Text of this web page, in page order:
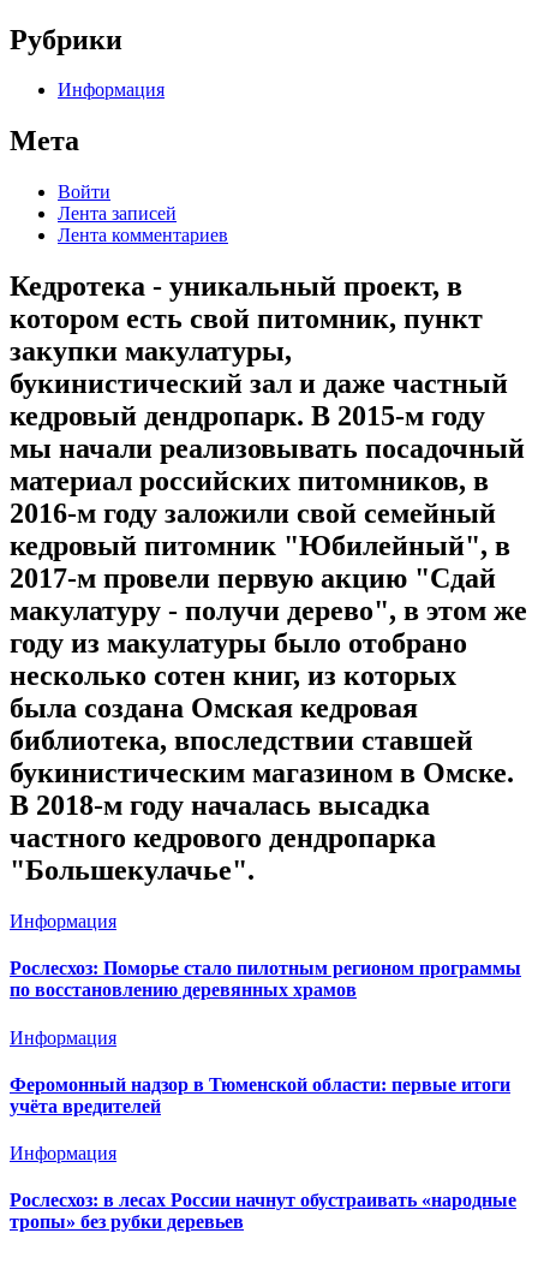
Рубрики
Информация
Мета
Войти
Лента записей
Лента комментариев
Кедротека - уникальный проект, в
котором есть свой питомник, пункт
закупки макулатуры,
букинистический зал и даже частный
кедровый дендропарк. В 2015-м году
мы начали реализовывать посадочный
материал российских питомников, в
2016-м году заложили свой семейный
кедровый питомник "Юбилейный", в
2017-м провели первую акцию "Сдай
макулатуру - получи дерево", в этом же
году из макулатуры было отобрано
несколько сотен книг, из которых
была создана Омская кедровая
библиотека, впоследствии ставшей
букинистическим магазином в Омске.
В 2018-м году началась высадка
частного кедрового дендропарка
"Большекулачье".
Информация
Рослесхоз: Поморье стало пилотным регионом программы
по восстановлению деревянных храмов
Информация
Феромонный надзор в Тюменской области: первые итоги
учёта вредителей
Информация
Рослесхоз: в лесах России начнут обустраивать «народные
тропы» без рубки деревьев